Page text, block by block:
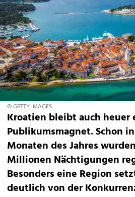
© GETTY IMAGES
Kroatien bleibt auch heuer
Publikumsmagnet. Schon
Monaten des Jahres
Millionen Nächtigungen
Besonders eine Region
deutlich von der